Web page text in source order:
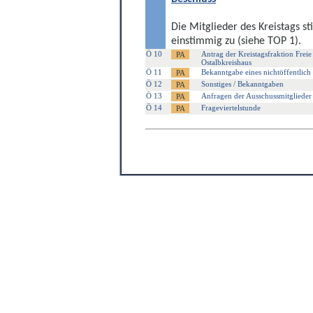
Die Mitglieder des Kreistags
einstimmig zu (siehe TOP 1).
Ö 10
Antrag der Kreistagsfraktion
Ostalbkreishaus
Ö 11
Bekanntgabe eines nichtöffentlich
Ö 12
Sonstiges / Bekanntgaben
Ö 13
Anfragen der Ausschussmitglieder
Ö 14
Frageviertelstunde